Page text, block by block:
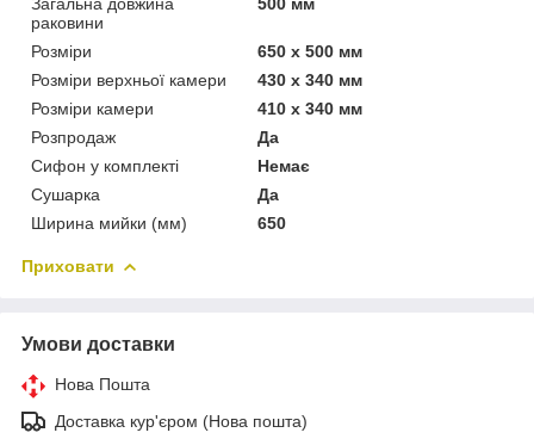
раковини
Розміри
650 x 500 мм
Розміри верхньої камери
430 х 340 мм
Розміри камери
410 х 340 мм
Розпродаж
Да
Сифон у комплекті
Немає
Сушарка
Да
Ширина мийки (мм)
650
Приховати
Умови доставки
Нова Пошта
Доставка кур'єром (Нова пошта)